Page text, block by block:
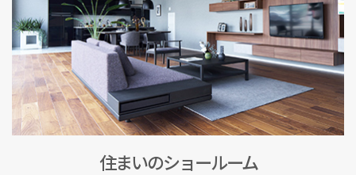
住まいのショールーム